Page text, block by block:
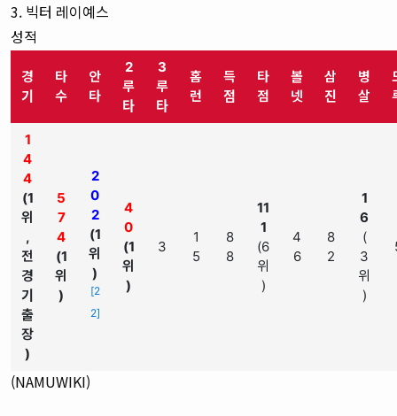
3. 빅터 레이예스
성적
경
기
타
수
안
타
2
루
타
3
루
타
홈
런
득
점
타
점
볼
넷
삼
진
병
살
1
4
4
(1
위
,
전
경
기
출
장
)
5
7
4
(1
위
)
2
0
2
(1
위
)
[2
2]
4
0
(1
위
)
3
1
5
8
8
11
1
(6
위
)
4
6
8
2
1
6
(
3
위
)
(NAMUWIKI)